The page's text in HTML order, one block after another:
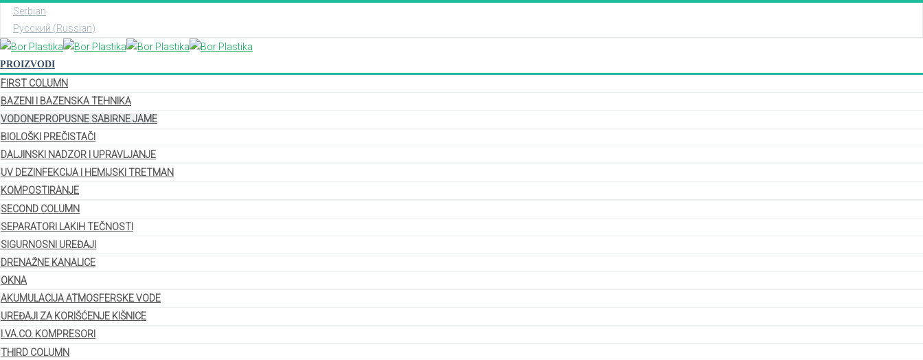
Serbian
Русский (Russian)
PROIZVODI
FIRST COLUMN
BAZENI I BAZENSKA TEHNIKA
VODONEPROPUSNE SABIRNE JAME
BIOLOŠKI PREČISTAČI
DALJINSKI NADZOR I UPRAVLJANJE
UV DEZINFEKCIJA I HEMIJSKI TRETMAN
KOMPOSTIRANJE
SECOND COLUMN
SEPARATORI LAKIH TEČNOSTI
SIGURNOSNI UREĐAJI
DRENAŽNE KANALICE
OKNA
AKUMULACIJA ATMOSFERSKE VODE
UREĐAJI ZA KORIŠĆENJE KIŠNICE
I.VA.CO. KOMPRESORI
THIRD COLUMN